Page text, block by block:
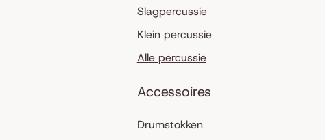
Slagpercussie
Klein percussie
Alle percussie
Accessoires
Drumstokken